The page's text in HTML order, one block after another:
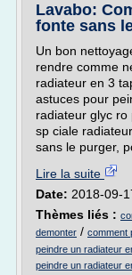
Lavabo:
fonte sans
Un bon
rendre comme
radiateur en 3
astuces pour
radiateur glyc
sp ciale
sans le purger,
Lire la suite
Date: 2018-09-
Thèmes liés :
demonter / comment
peindre un radiateur
peindre un radiateur